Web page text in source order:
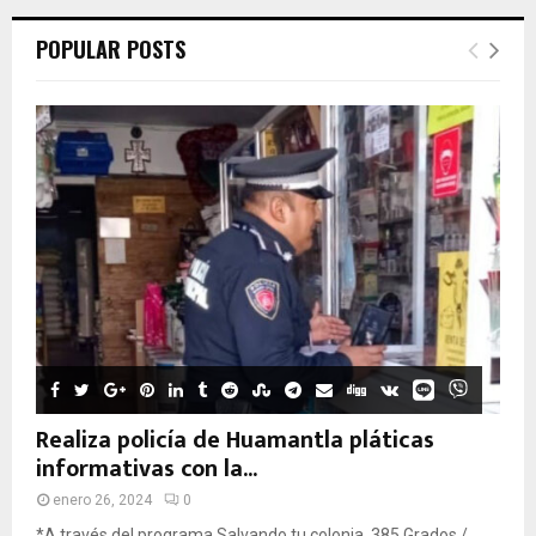
POPULAR POSTS
Realiza policía de Huamantla pláticas
informativas con la...
enero 26, 2024 0